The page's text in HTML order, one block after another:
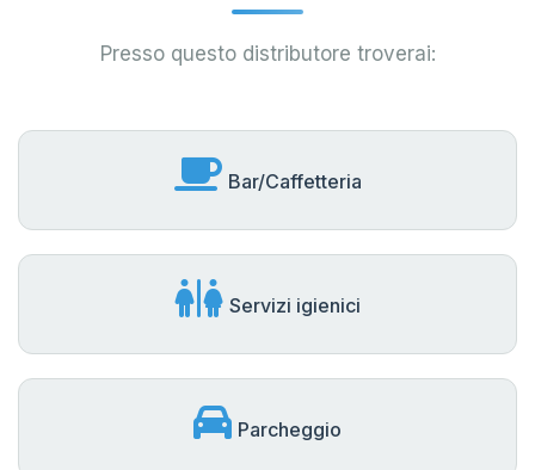
Presso questo distributore troverai:
Bar/Caffetteria
Servizi igienici
Parcheggio